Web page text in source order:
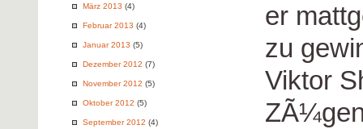
März 2013 (4)
Februar 2013 (4)
Januar 2013 (5)
Dezember 2012 (7)
November 2012 (5)
Oktober 2012 (5)
September 2012 (4)
er
zu
Viktor